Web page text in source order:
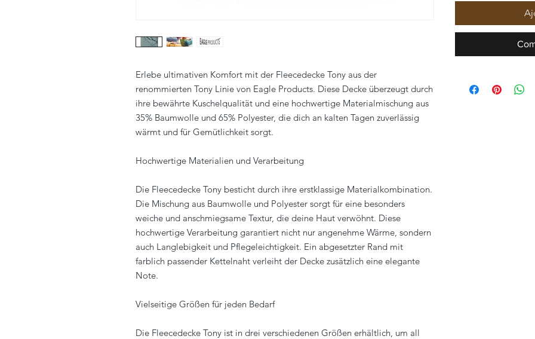
Erlebe ultimativen Komfort mit der Fleecedecke Tony aus der
renommierten Tony Linie von Eagle Products. Diese Decke überzeugt durch
ihre bewährte Kuschelqualität und eine hochwertige Materialmischung aus
35% Baumwolle und 65% Polyester, die dich an kalten Tagen zuverlässig
wärmt und für Gemütlichkeit sorgt.
Hochwertige Materialien und Verarbeitung
Die Fleecedecke Tony besticht durch ihre erstklassige Materialkombination.
Die Mischung aus Baumwolle und Polyester sorgt für eine besonders
weiche und anschmiegsame Textur, die deine Haut verwöhnt. Diese
hochwertige Verarbeitung garantiert nicht nur angenehme Wärme, sondern
auch Langlebigkeit und Pflegeleichtigkeit. Ein abgesetzter Rand mit
farblich passender Kettelnaht verleiht der Decke zusätzlich eine elegante
Note.
Vielseitige Größen für jeden Bedarf
Die Fleecedecke Tony ist in drei verschiedenen Größen erhältlich, um all